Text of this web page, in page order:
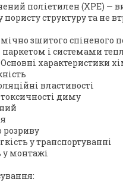
поліетилен (ХРЕ) —
пористу структуру та
зшитого спіненого
і системами
характеристики
властивості
диму
розриву
у транспортуванні
у монтажі